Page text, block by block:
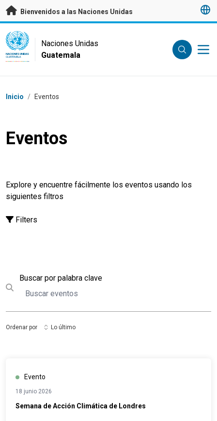
Saltar a contenido principal
Bienvenidos a las Naciones Unidas
UN Logo
NACIONES UNIDAS
GUATEMALA
Naciones Unidas
Guatemala
Coordenadas dentro de la ruta de navegación
Inicio / Eventos
Eventos
Explore y encuentre fácilmente los eventos usando los
siguientes filtros
Filters
Submit search
Buscar por palabra claveBuscar
Ordenar por Lo último
Evento
18 junio 2026
Semana de Acción Climática de Londres